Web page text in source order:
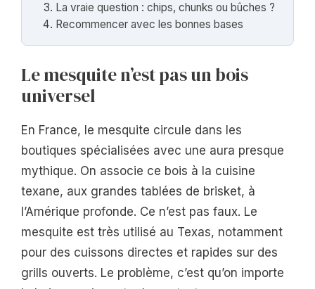
La vraie question : chips, chunks ou bûches ?
Recommencer avec les bonnes bases
Le mesquite n’est pas un bois
universel
En France, le mesquite circule dans les
boutiques spécialisées avec une aura presque
mythique. On associe ce bois à la cuisine
texane, aux grandes tablées de brisket, à
l’Amérique profonde. Ce n’est pas faux. Le
mesquite est très utilisé au Texas, notamment
pour des cuissons directes et rapides sur des
grills ouverts. Le problème, c’est qu’on importe